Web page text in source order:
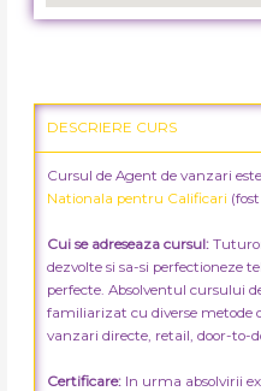
DESCRIERE CURS
Cursul de Agent de vanzari
Nationala pentru Calificari
Cui se adreseaza cursul:
dezvolte si sa-si perfectioneze
perfecte. Absolventul cursului
familiarizat cu diverse metode
vanzari directe, retail, door-to-
Certificare: In urma absolvirii